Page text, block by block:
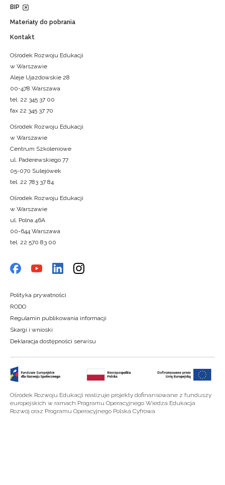
BIP
Materiały do pobrania
Kontakt
Ośrodek Rozwoju Edukacji
w Warszawie
Aleje Ujazdowskie 28
00-478 Warszawa
tel. 22 345 37 00
fax 22 345 37 70
Ośrodek Rozwoju Edukacji
w Warszawie
Centrum Szkoleniowe
ul. Paderewskiego 77
05-070 Sulejówek
tel. 22 783 37 84
Ośrodek Rozwoju Edukacji
w Warszawie
ul. Polna 46A
00-644 Warszawa
tel. 22 570 83 00
Polityka prywatności
RODO
Regulamin publikowania informacji
Skargi i wnioski
Deklaracja dostępności serwisu
Ośrodek Rozwoju Edukacji realizuje projekty dofinansowane z funduszy
europejskich w ramach Programu Operacyjnego Wiedza Edukacja
Rozwój oraz Programu Operacyjnego Polska Cyfrowa